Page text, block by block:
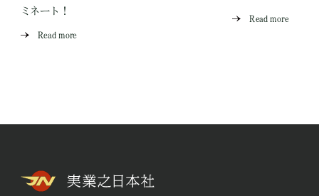
ミネート！
Read more
Read more